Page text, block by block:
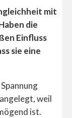
mit
die
Einfluss
sie eine
angelegt, weil
ist.